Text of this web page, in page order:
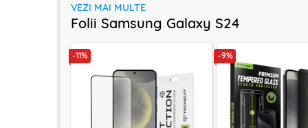
VEZI MAI MULTE
Folii Samsung Galaxy S24
-11% -9%